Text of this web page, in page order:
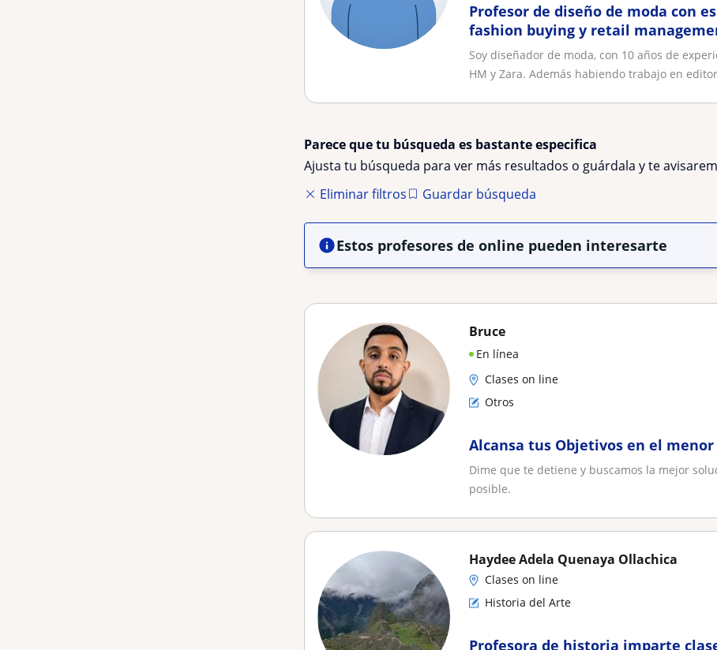
Profesor de diseño de moda con
fashion buying y retail
Soy diseñador de moda, con 10 años de
HM y Zara. Además habiendo trabajo en
Parece que tu búsqueda es bastante especifica
Ajusta tu búsqueda para ver más resultados o guárdala y te
Eliminar filtros
Guardar búsqueda
Estos profesores de online pueden interesarte
Bruce
En línea
Clases on line
Otros
Alcansa tus Objetivos en el menor
Dime que te detiene y buscamos la mejor
posible.
Haydee Adela Quenaya Ollachica
Clases on line
Historia del Arte
Profesora de historia imparte